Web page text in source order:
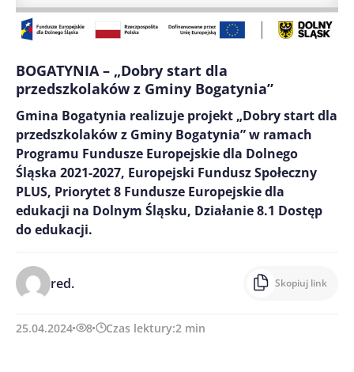
BOGATYNIA – „Dobry start dla
przedszkolaków z Gminy Bogatynia”
Gmina Bogatynia realizuje projekt „Dobry start dla
przedszkolaków z Gminy Bogatynia” w ramach
Programu Fundusze Europejskie dla Dolnego
Śląska 2021-2027, Europejski Fundusz Społeczny
PLUS, Priorytet 8 Fundusze Europejskie dla
edukacji na Dolnym Śląsku, Działanie 8.1 Dostęp
do edukacji.
red. Skopiuj link
25.04.2024 8 Czas lektury:2 min